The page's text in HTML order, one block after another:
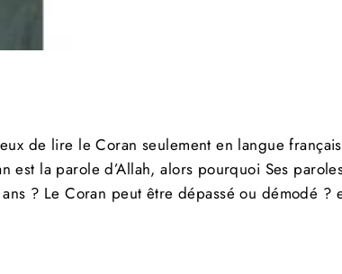
de lire le Coran seulement en langue
est la parole d’Allah, alors pourquoi Ses
? Le Coran peut être dépassé ou démodé ?
de vous voir, Nous avons un
en avoir un ?
offerts dès 60 € d'achats
pour vous répondre le plus tôt